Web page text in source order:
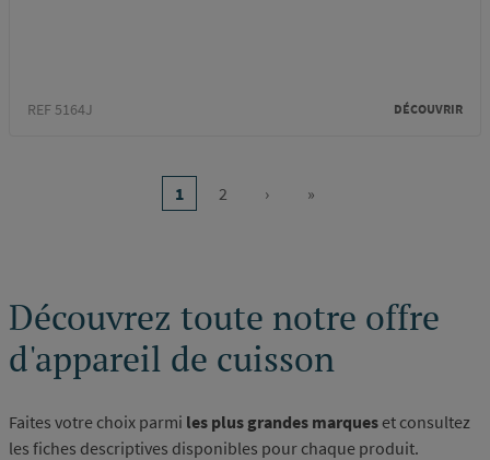
REF 5164J DÉCOUVRIR
Page
1 Page
2
Page
›
Dernière
»
Découvrez toute notre offre
d'appareil de cuisson
Faites votre choix parmi les plus grandes marques et consultez
les fiches descriptives disponibles pour chaque produit.